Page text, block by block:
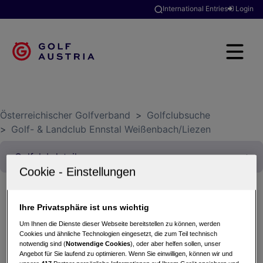
International Entries Login
Österreichischer Golfverband > Golfclubsuche
> Golf- & Landclub Ennstal Weißenbach/Liezen
31.07.2020 - Stableford
Golf- & Landclub Ennstal Weißenbach/Liezen
Ihre Privatsphäre ist uns wichtig
Um Ihnen die Dienste dieser Webseite bereitstellen zu können, werden
Cookies und ähnliche Technologien eingesetzt, die zum Teil technisch
notwendig sind (Notwendige Cookies), oder aber helfen sollen, unser
Angebot für Sie laufend zu optimieren. Wenn Sie einwilligen, können wir und